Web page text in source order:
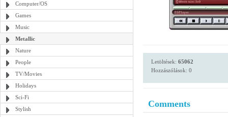
Computer/OS
Games
Music
Metallic
Nature
People
TV/Movies
Holidays
Sci-Fi
Stylish
Letöltések: 65062
Hozzászólások: 0
Comments